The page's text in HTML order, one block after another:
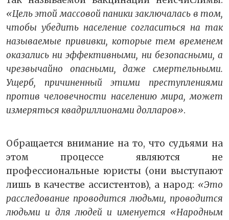
«Цель этой массовой паники заключалась в том,
чтобы убедить население согласиться на так
называемые прививки, которые тем временем
оказались ни эффективными, ни безопасными, а
чрезвычайно опасными, даже смертельными.
Ущерб, причиненный этими преступлениями
против человечности населению мира, может
измеряться квадриллионами долларов».
Обращается внимание на то, что судьями на
этом процессе являются не
профессиональные юристы (они выступают
лишь в качестве ассистентов), а народ: «Это
расследование проводится людьми, проводится
людьми и для людей и именуется «Народным